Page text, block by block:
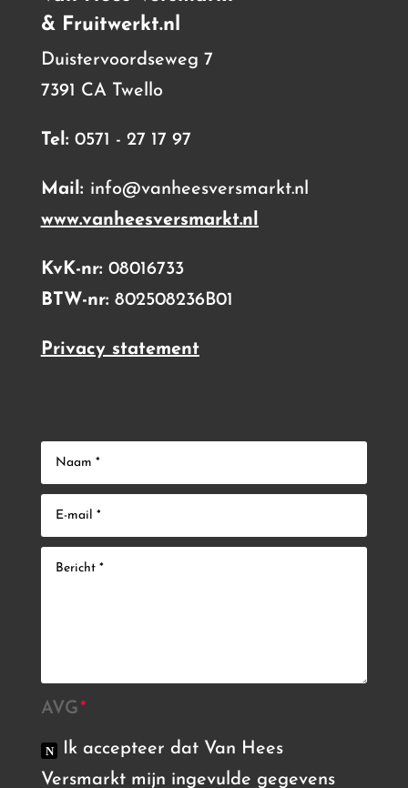
& Fruitwerkt.nl
Duistervoordseweg 7
7391 CA Twello
Tel: 0571 - 27 17 97
Mail: info@vanheesversmarkt.nl
www.vanheesversmarkt.nl
KvK-nr: 08016733
BTW-nr: 802508236B01
Privacy statement
AVG
Ik accepteer dat Van Hees
Versmarkt mijn ingevulde gegevens